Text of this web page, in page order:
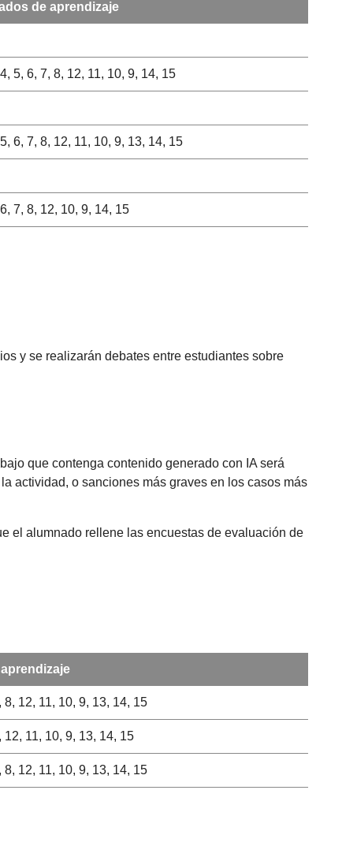
de aprendizaje
5, 6, 7, 8, 12, 11, 10, 9, 14, 15
6, 7, 8, 12, 11, 10, 9, 13, 14, 15
7, 8, 12, 10, 9, 14, 15
y se realizarán debates entre estudiantes sobre
que contenga contenido generado con IA será
actividad, o sanciones más graves en los casos más
el alumnado rellene las encuestas de evaluación de
8, 12, 11, 10, 9, 13, 14, 15
12, 11, 10, 9, 13, 14, 15
8, 12, 11, 10, 9, 13, 14, 15